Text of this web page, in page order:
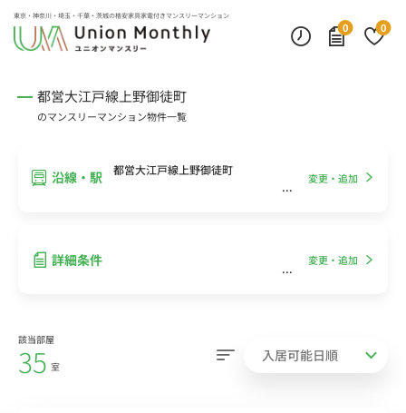
東京・神奈川・埼玉・千葉・茨城の格安家具家電付きマンスリーマンション
0
0
都営大江戸線上野御徒町
のマンスリーマンション物件一覧
沿線・駅 都営大江戸線上野御徒町
変更・追加
詳細条件 変更・追加
該当部屋
35 室